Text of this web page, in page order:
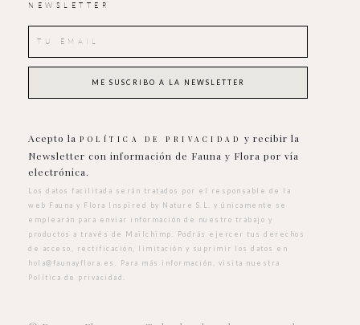
NEWSLETTER
Acepto la POLÍTICA DE PRIVACIDAD
y recibir la
Newsletter con información de Fauna y Flora por vía
electrónica.
Los datos facilitada serán tratados por el responsable de la
web Fauna y Flora Inspired by Nature S.L. y únicamente se
emplearán para enviar información de nuestro trabajo y
productos a través de Mailchimp. Podrás ejercer tus derechos
de acceso, rectificación, limitación y suprimir los datos en
hola@faunayflora.es
. Para más información, visita nuestra
Política de privacidad